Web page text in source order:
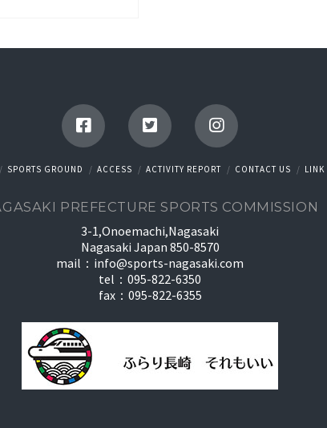
SPORTS GROUND ACCESS ACTIVITY REPORT CONTACT US LINK
PREFECTURE SPORTS COMMISSION
3-1,Onoemachi,Nagasaki
Nagasaki Japan 850-8570
mail： info@sports-nagasaki.com
tel：095-822-6350
fax：095-822-6355